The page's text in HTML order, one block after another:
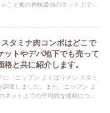
こと梅の香味醤油のネット上での
タミナ肉コンボはどこで
ットやデパ地下でも売って
と共に紹介します。
「ニップン よくばりメシ スタミ
査しました。また、ニップン よ
ネット上での平均的な価格につい